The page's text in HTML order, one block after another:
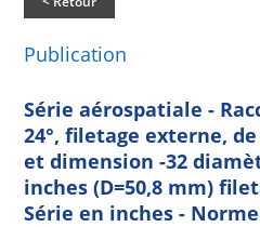
Publication
Série aérospatiale -
24°, filetage externe,
et dimension -32
inches (D=50,8 mm)
Série en inches -